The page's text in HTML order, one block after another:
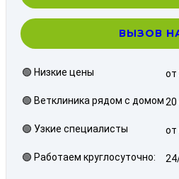
ВЫЗОВ
🟢 Низкие цены от
🟢 Ветклиника рядом с домом
🟢 Узкие специалисты от
🟢 Работаем круглосуточно: